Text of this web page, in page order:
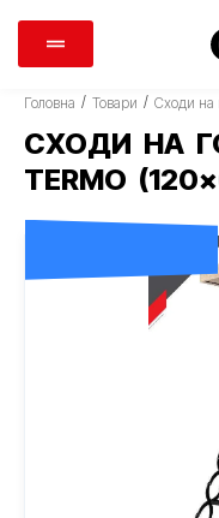
Головна / Товари / Сходи на
СХОДИ НА
TERMO
ДОСТАВКА 0 ГРН